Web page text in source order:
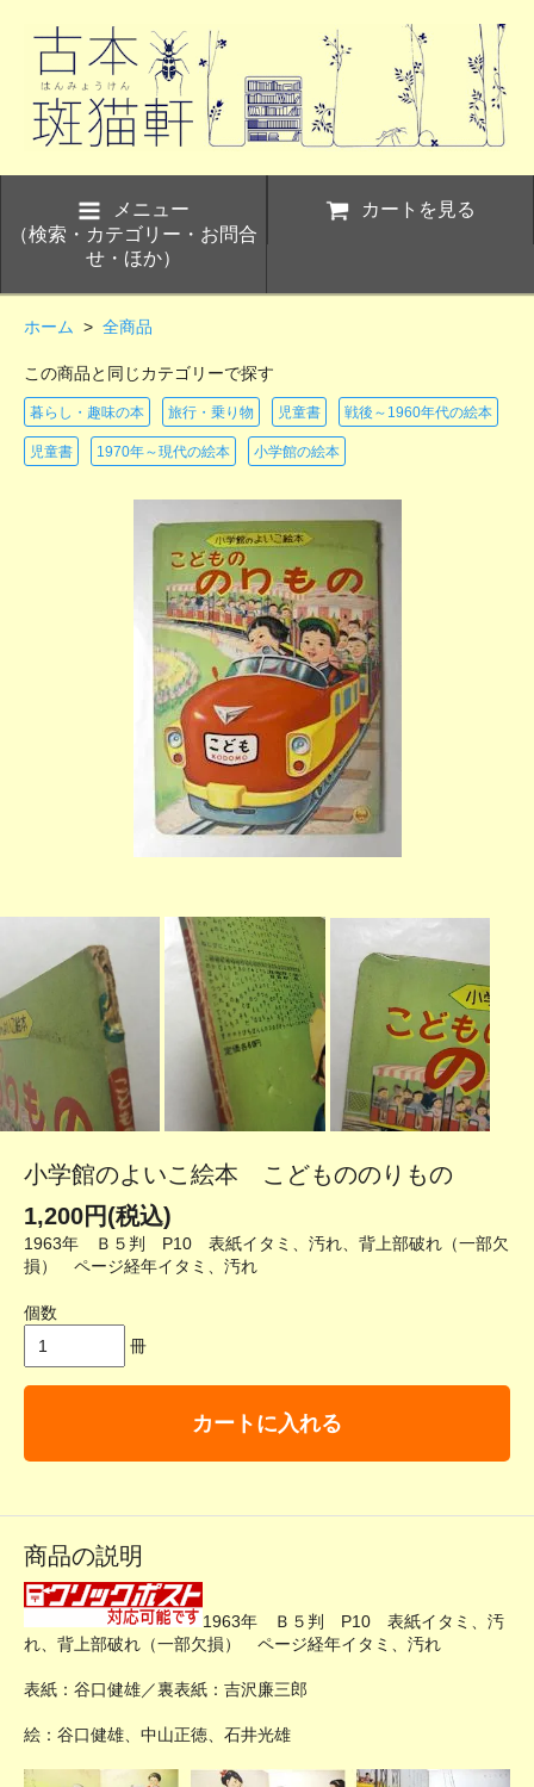
メニュー
（検索・カテゴリー・お問合
せ・ほか）
カートを見る
ホーム > 全商品
この商品と同じカテゴリーで探す
暮らし・趣味の本 旅行・乗り物 児童書 戦後～1960年代の絵本
児童書 1970年～現代の絵本 小学館の絵本
小学館のよいこ絵本 こどもののりもの
1,200円(税込)
1963年 Ｂ５判 P10 表紙イタミ、汚れ、背上部破れ（一部欠
損） ページ経年イタミ、汚れ
個数
冊
カートに入れる
商品の説明
1963年 Ｂ５判 P10 表紙イタミ、汚
れ、背上部破れ（一部欠損） ページ経年イタミ、汚れ
表紙：谷口健雄／裏表紙：吉沢廉三郎
絵：谷口健雄、中山正徳、石井光雄